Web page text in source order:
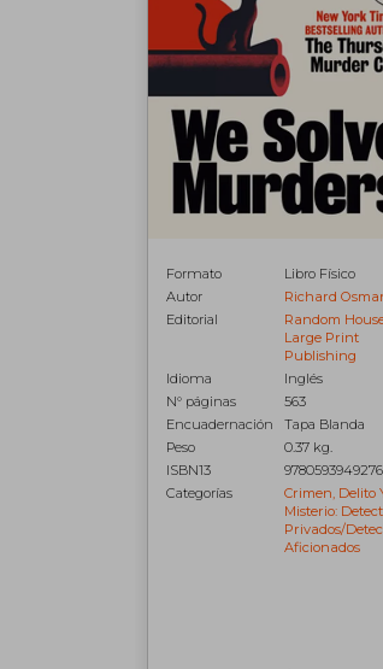
Formato
Libro Físico
Autor
Richard
Editorial
Random
Large Print
Publishing
Idioma
Inglés
N° páginas
563
Encuadernación
Tapa Blanda
Peso
0.37 kg.
ISBN13
9780593949276
Categorías
Crimen, Delito
Misterio:
Privados/
Aficionados